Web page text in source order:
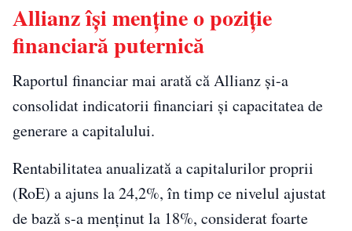
Allianz își menține o poziție
financiară puternică
Raportul financiar mai arată că Allianz și-a
consolidat indicatorii financiari și capacitatea de
generare a capitalului.
Rentabilitatea anualizată a capitalurilor proprii
(RoE) a ajuns la 24,2%, în timp ce nivelul ajustat
de bază s-a menținut la 18%, considerat foarte